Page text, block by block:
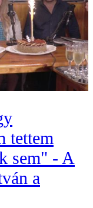
tettem
sem" - A
a